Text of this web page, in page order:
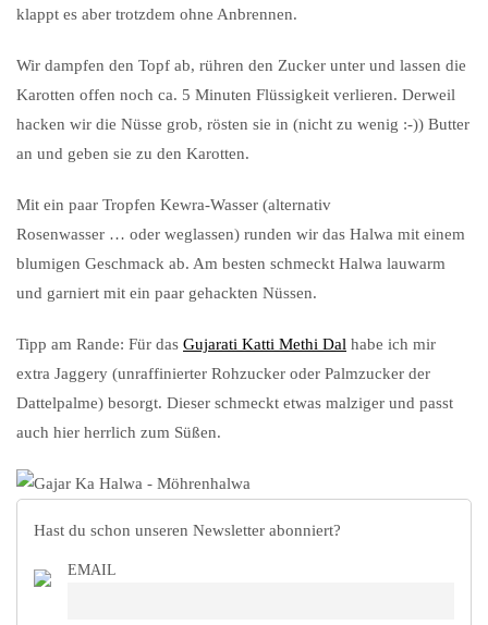
klappt es aber trotzdem ohne Anbrennen.
Wir dampfen den Topf ab, rühren den Zucker unter und lassen die
Karotten offen noch ca. 5 Minuten Flüssigkeit verlieren. Derweil
hacken wir die Nüsse grob, rösten sie in (nicht zu wenig :-)) Butter
an und geben sie zu den Karotten.
Mit ein paar Tropfen Kewra-Wasser (alternativ
Rosenwasser … oder weglassen) runden wir das Halwa mit einem
blumigen Geschmack ab. Am besten schmeckt Halwa lauwarm
und garniert mit ein paar gehackten Nüssen.
Tipp am Rande: Für das Gujarati Katti Methi Dal habe ich mir
extra Jaggery (unraffinierter Rohzucker oder Palmzucker der
Dattelpalme) besorgt. Dieser schmeckt etwas malziger und passt
auch hier herrlich zum Süßen.
Hast du schon unseren Newsletter abonniert?
EMAIL